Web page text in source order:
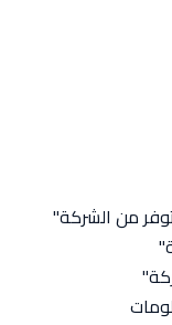
من الشركة"